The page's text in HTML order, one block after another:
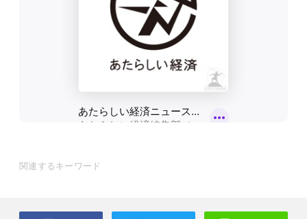
関連するキーワード